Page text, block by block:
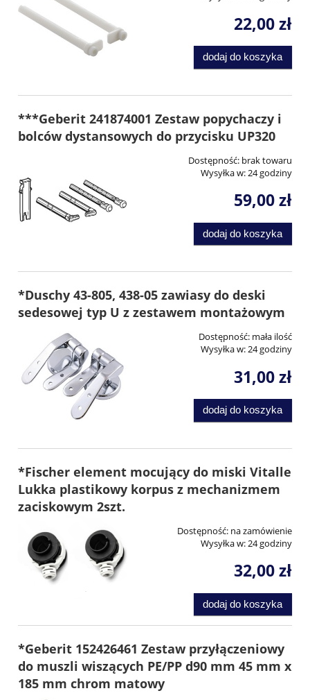
22,00 zł
dodaj do koszyka
***Geberit 241874001 Zestaw popychaczy i
bolców dystansowych do przycisku UP320
Dostępność: brak towaru
Wysyłka w:24 godziny
59,00 zł
dodaj do koszyka
*Duschy 43-805, 438-05 zawiasy do deski
sedesowej typ U z zestawem montażowym
Dostępność: mała ilość
Wysyłka w:24 godziny
31,00 zł
dodaj do koszyka
*Fischer element mocujący do miski Vitalle
Lukka plastikowy korpus z mechanizmem
zaciskowym 2szt.
Dostępność: na zamówienie
Wysyłka w: 24 godziny
32,00 zł
dodaj do koszyka
*Geberit 152426461 Zestaw przyłączeniowy
do muszli wiszących PE/PP d90 mm 45 mm x
185 mm chrom matowy